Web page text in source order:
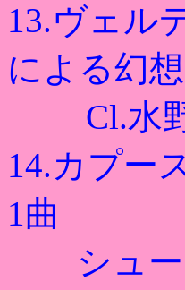
13.ヴェル
による幻
Cl.水野
14.カプー
1曲
シュー